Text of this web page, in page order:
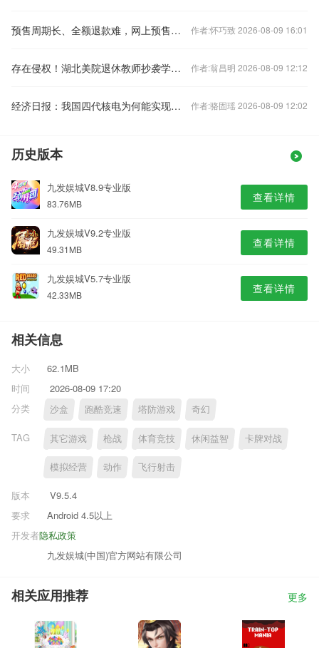
预售周期长、全额退款难，网上预售票套路埋得深 作者:怀巧致 2026-08-09 16:01
存在侵权！湖北美院退休教师抄袭学生作品被判赔偿10万元 作者:翁昌明 2026-08-09 12:12
经济日报：我国四代核电为何能实现领跑 作者:骆固瑶 2026-08-09 12:02
历史版本
九发娱城V8.9专业版
83.76MB 查看详情
九发娱城V9.2专业版
49.31MB 查看详情
九发娱城V5.7专业版
42.33MB 查看详情
相关信息
大小
62.1MB
时间
2026-08-09 17:20
分类
沙盒 跑酷竞速 塔防游戏 奇幻
TAG 其它游戏 枪战 体育竞技 休闲益智 卡牌对战
模拟经营 动作 飞行射击
版本
V9.5.4
要求
Android 4.5以上
隐私政策
开发者
九发娱城(中国)官方网站有限公司
相关应用推荐 更多